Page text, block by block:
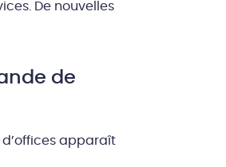
De nouvelles
de
d’offices apparaît